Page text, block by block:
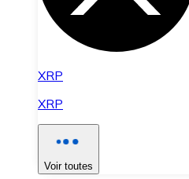
XRP
XRP
Voir toutes